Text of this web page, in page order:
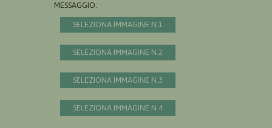
MESSAGGIO:
SELEZIONA IMMAGINE N.1
SELEZIONA IMMAGINE N.2
SELEZIONA IMMAGINE N.3
SELEZIONA IMMAGINE N.4